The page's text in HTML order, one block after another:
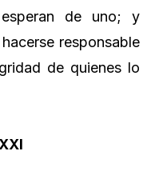
de uno; y
responsable
de quienes lo